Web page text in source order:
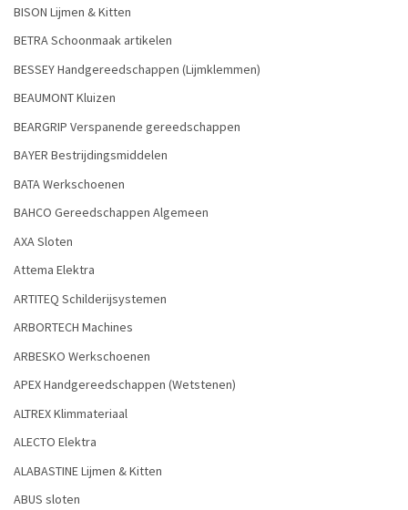
BISON Lijmen & Kitten
BETRA Schoonmaak artikelen
BESSEY Handgereedschappen (Lijmklemmen)
BEAUMONT Kluizen
BEARGRIP Verspanende gereedschappen
BAYER Bestrijdingsmiddelen
BATA Werkschoenen
BAHCO Gereedschappen Algemeen
AXA Sloten
Attema Elektra
ARTITEQ Schilderijsystemen
ARBORTECH Machines
ARBESKO Werkschoenen
APEX Handgereedschappen (Wetstenen)
ALTREX Klimmateriaal
ALECTO Elektra
ALABASTINE Lijmen & Kitten
ABUS sloten